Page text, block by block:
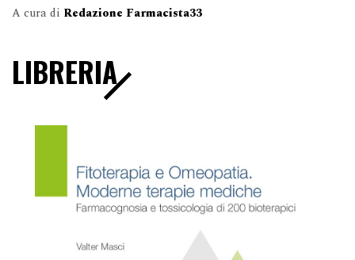
A cura di Redazione Farmacista33
LIBRERIA